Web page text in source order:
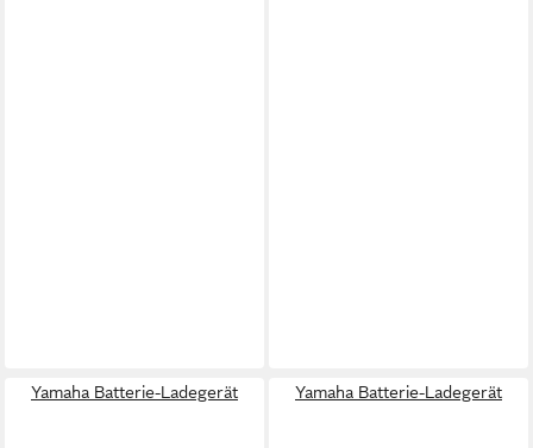
Yamaha Batterie-Ladegerät Yamaha Batterie-Ladegerät